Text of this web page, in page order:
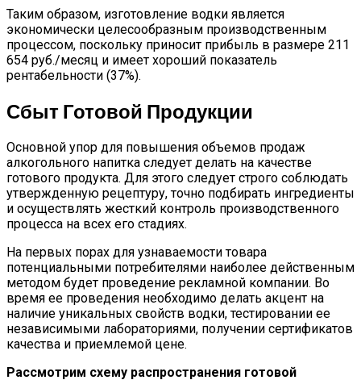
Таким образом, изготовление водки является
экономически целесообразным производственным
процессом, поскольку приносит прибыль в размере 211
654 руб./месяц и имеет хороший показатель
рентабельности (37%).
Сбыт Готовой Продукции
Основной упор для повышения объемов продаж
алкогольного напитка следует делать на качестве
готового продукта. Для этого следует строго соблюдать
утвержденную рецептуру, точно подбирать ингредиенты
и осуществлять жесткий контроль производственного
процесса на всех его стадиях.
На первых порах для узнаваемости товара
потенциальными потребителями наиболее действенным
методом будет проведение рекламной компании. Во
время ее проведения необходимо делать акцент на
наличие уникальных свойств водки, тестировании ее
независимыми лабораториями, получении сертификатов
качества и приемлемой цене.
Рассмотрим схему распространения готовой